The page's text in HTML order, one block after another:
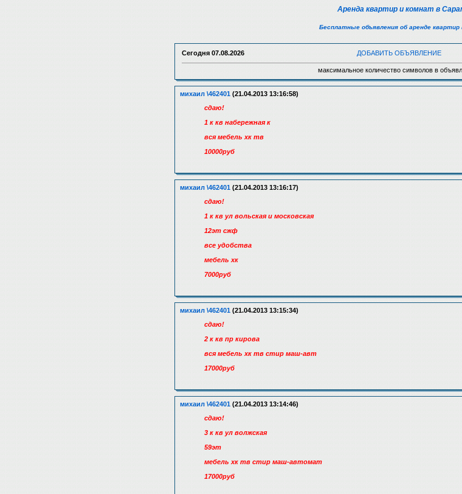
Аренда квартир и комнат в
Бесплатные объявления об аренде квартир
Сегодня 07.08.2026 ДОБАВИТЬ ОБЪЯВЛЕНИЕ
максимальное количество символов в
михаил \462401 (21.04.2013 13:16:58)
сдаю!
1 к кв набережная к
вся мебель хк тв
10000руб
михаил \462401 (21.04.2013 13:16:17)
сдаю!
1 к кв ул вольская и московская
12эт сжф
все удобства
мебель хк
7000руб
михаил \462401 (21.04.2013 13:15:34)
сдаю!
2 к кв пр кирова
вся мебель хк тв стир маш-авт
17000руб
михаил \462401 (21.04.2013 13:14:46)
сдаю!
3 к кв ул волжская
59эт
мебель хк тв стир маш-автомат
17000руб